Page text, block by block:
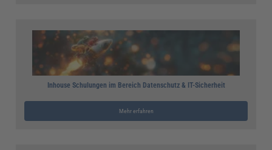
Inhouse Schulungen im Bereich Datenschutz & IT-Sicherheit
Mehr erfahren